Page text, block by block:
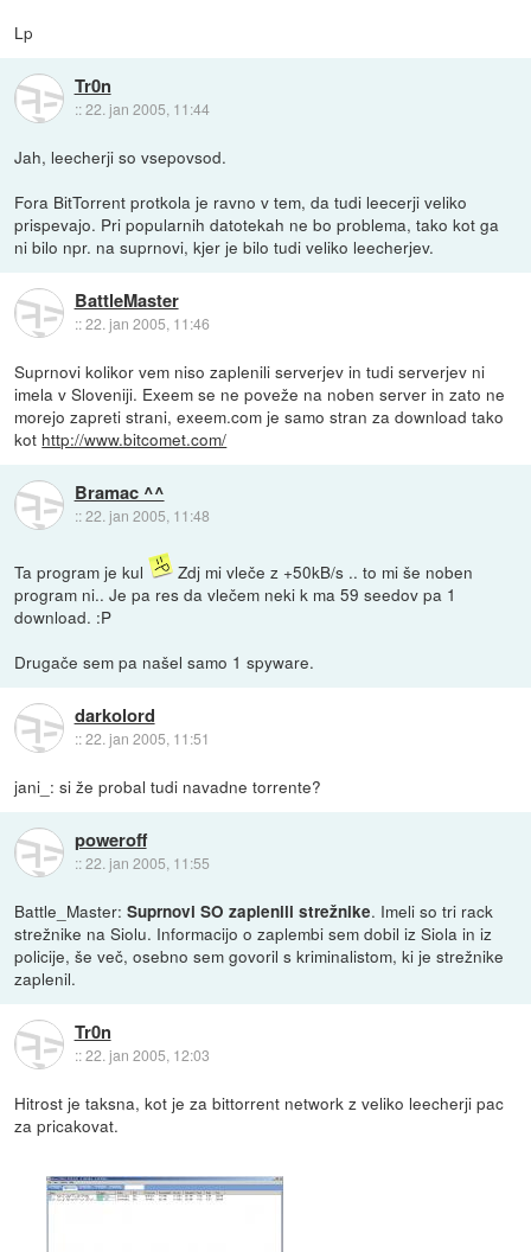
Lp
Tr0n
::22. jan 2005, 11:44
Jah, leecherji so vsepovsod.
Fora BitTorrent protkola je ravno v tem, da tudi leecerji veliko
prispevajo. Pri popularnih datotekah ne bo problema, tako kot ga
ni bilo npr. na suprnovi, kjer je bilo tudi veliko leecherjev.
BattleMaster
::22. jan 2005, 11:46
Suprnovi kolikor vem niso zaplenili serverjev in tudi serverjev ni
imela v Sloveniji. Exeem se ne poveže na noben server in zato ne
morejo zapreti strani, exeem.com je samo stran za download tako
kot http://www.bitcomet.com/
Bramac ^^
::22. jan 2005, 11:48
Ta program je kul
Zdj mi vleče z +50kB/s .. to mi še noben
program ni.. Je pa res da vlečem neki k ma 59 seedov pa 1
download. :P
Drugače sem pa našel samo 1 spyware.
darkolord
::22. jan 2005, 11:51
jani_: si že probal tudi navadne torrente?
poweroff
::22. jan 2005, 11:55
Battle_Master:Suprnovi SO zaplenili strežnike. Imeli so tri rack
strežnike na Siolu. Informacijo o zaplembi sem dobil iz Siola in iz
policije, še več, osebno sem govoril s kriminalistom, ki je strežnike
zaplenil.
Tr0n
::22. jan 2005, 12:03
Hitrost je taksna, kot je za bittorrent network z veliko leecherji pac
za pricakovat.